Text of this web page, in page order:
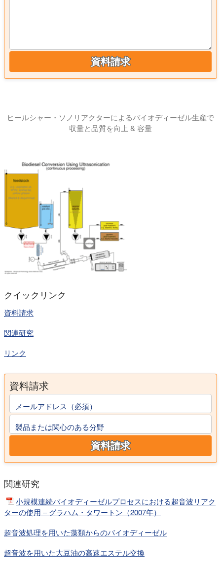
資料請求
ヒールシャー・ソノリアクターによるバイオディーゼル生産で
収量と品質を向上 & 容量
クイックリンク
資料請求
関連研究
リンク
資料請求
メールアドレス（必須）
製品または関心のある分野
資料請求
関連研究
小規模連続バイオディーゼルプロセスにおける超音波リアク
ターの使用 – グラハム・タワートン（2007年）
超音波処理を用いた藻類からのバイオディーゼル
超音波を用いた大豆油の高速エステル交換